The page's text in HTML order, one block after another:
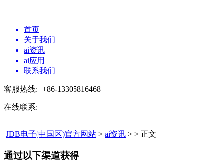
首页
关于我们
ai资讯
ai应用
联系我们
客服热线: +86-13305816468
在线联系:
JDB电子(中国区)官方网站 > ai资讯 > > 正文
通过以下渠道获得​